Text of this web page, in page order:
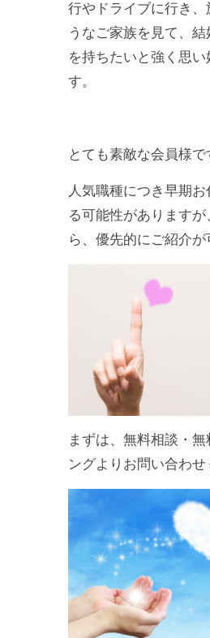
行やドライブに行き、
うなご家族を見て、
を持ちたいと強く思
す。
とても素敵な会員様で
人気職種につき早期
る可能性がありますが
ら、優先的にご紹介
まずは、無料相談・無
ングよりお問い合わせ